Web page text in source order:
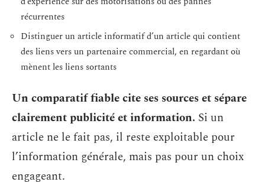
récurrentes
Distinguer un article informatif d’un article qui contient
des liens vers un partenaire commercial, en regardant où
mènent les liens sortants
Un comparatif fiable cite ses sources et sépare
clairement publicité et information. Si un
article ne le fait pas, il reste exploitable pour
l’information générale, mais pas pour un choix
engageant.